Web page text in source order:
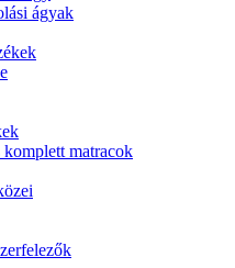
ágyak
matracok